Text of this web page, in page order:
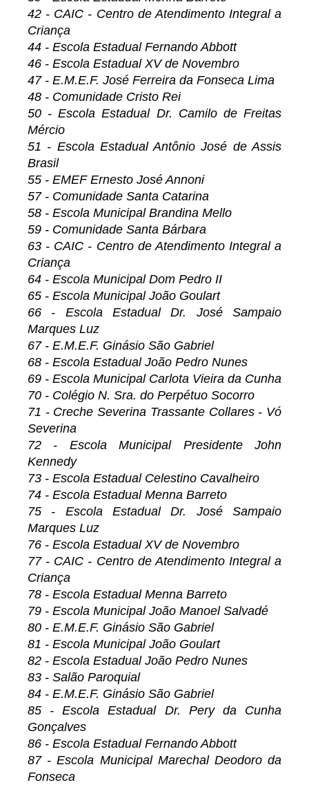
42 - CAIC - Centro de Atendimento Integral a
Criança
44 - Escola Estadual Fernando Abbott
46 - Escola Estadual XV de Novembro
47 - E.M.E.F. José Ferreira da Fonseca Lima
48 - Comunidade Cristo Rei
50 - Escola Estadual Dr. Camilo de Freitas
Mércio
51 - Escola Estadual Antônio José de Assis
Brasil
55 - EMEF Ernesto José Annoni
57 - Comunidade Santa Catarina
58 - Escola Municipal Brandina Mello
59 - Comunidade Santa Bárbara
63 - CAIC - Centro de Atendimento Integral a
Criança
64 - Escola Municipal Dom Pedro II
65 - Escola Municipal João Goulart
66 - Escola Estadual Dr. José Sampaio
Marques Luz
67 - E.M.E.F. Ginásio São Gabriel
68 - Escola Estadual João Pedro Nunes
69 - Escola Municipal Carlota Vieira da Cunha
70 - Colégio N. Sra. do Perpétuo Socorro
71 - Creche Severina Trassante Collares - Vó
Severina
72 - Escola Municipal Presidente John
Kennedy
73 - Escola Estadual Celestino Cavalheiro
74 - Escola Estadual Menna Barreto
75 - Escola Estadual Dr. José Sampaio
Marques Luz
76 - Escola Estadual XV de Novembro
77 - CAIC - Centro de Atendimento Integral a
Criança
78 - Escola Estadual Menna Barreto
79 - Escola Municipal João Manoel Salvadé
80 - E.M.E.F. Ginásio São Gabriel
81 - Escola Municipal João Goulart
82 - Escola Estadual João Pedro Nunes
83 - Salão Paroquial
84 - E.M.E.F. Ginásio São Gabriel
85 - Escola Estadual Dr. Pery da Cunha
Gonçalves
86 - Escola Estadual Fernando Abbott
87 - Escola Municipal Marechal Deodoro da
Fonseca